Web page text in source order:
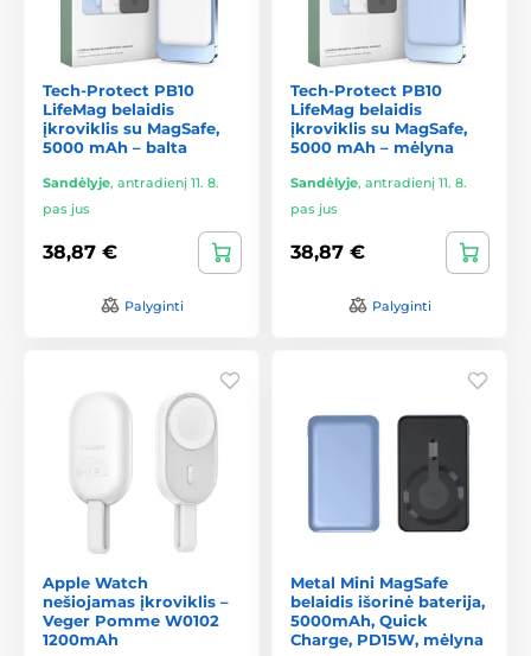
Tech-Protect PB10
LifeMag belaidis
įkroviklis su MagSafe,
5000 mAh – balta
Sandėlyje, antradienį 11. 8.
pas jus
38,87 €
Palyginti
Tech-Protect PB10
LifeMag belaidis
įkroviklis su MagSafe,
5000 mAh – mėlyna
Sandėlyje, antradienį 11. 8.
pas jus
38,87 €
Palyginti
Apple Watch
nešiojamas įkroviklis –
Veger Pomme W0102
1200mAh
Metal Mini MagSafe
belaidis išorinė baterija,
5000mAh, Quick
Charge, PD15W, mėlyna